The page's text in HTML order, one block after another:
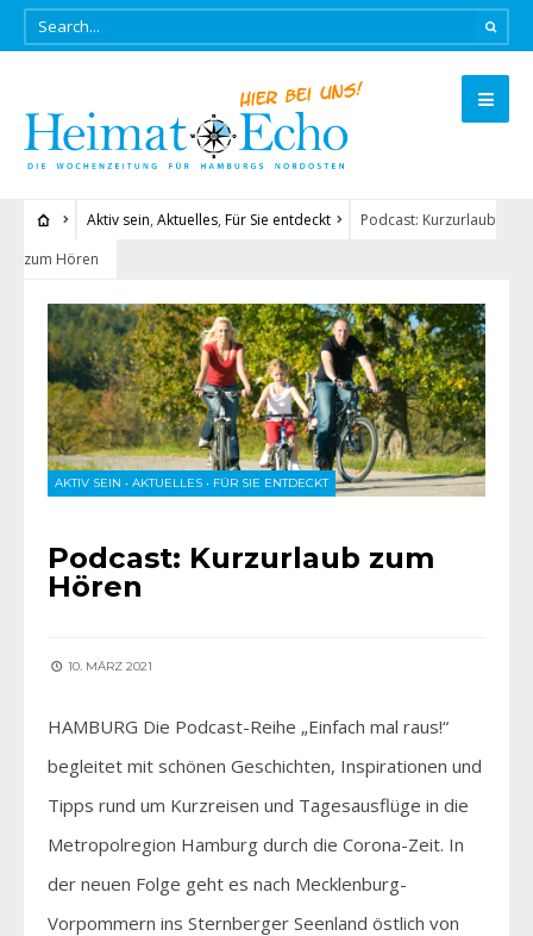
Aktiv sein, Aktuelles, Für Sie entdeckt
Podcast: Kurzurlaub
zum Hören
AKTIV SEIN • AKTUELLES • FÜR SIE ENTDECKT
Podcast: Kurzurlaub zum
Hören
10. MÄRZ 2021
HAMBURG Die Podcast-Reihe „Einfach mal raus!“
begleitet mit schönen Geschichten, Inspirationen und
Tipps rund um Kurzreisen und Tagesausflüge in die
Metropolregion Hamburg durch die Corona-Zeit. In
der neuen Folge geht es nach Mecklenburg-
Vorpommern ins Sternberger Seenland östlich von